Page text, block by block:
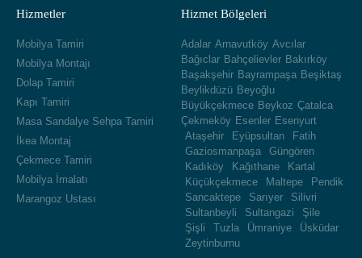
Hizmetler
Mobilya Tamiri
Mobilya Montajı
Dolap Tamiri
Kapı Tamiri
Masa Sandalye Sehpa Tamiri
İkea Montaj
Çekmece Tamiri
Mobilya İmalatı
Marangoz Ustası
Hizmet Bölgeleri
Adalar Arnavutköy Avcılar
Bağıclar Bahçelievler Bakırköy
Başakşehir Bayrampaşa Beşiktaş
Beylikdüzü Beyoğlu
Büyükçekmece Beykoz Çatalca
Çekmeköy Esenler Esenyurt
Ataşehir
Eyüpsultan
Fatih
Gaziosmanpaşa
Güngören
Kadıköy
Kağıthane
Kartal
Küçükçekmece
Maltepe
Pendik
Sancaktepe
Sarıyer
Silivri
Sultanbeyli
Sultangazi
Şile
Şişli
Tuzla Ümraniye
Üsküdar
Zeytinburnu